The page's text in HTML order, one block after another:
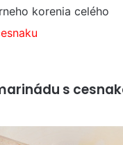
korenia celého
s